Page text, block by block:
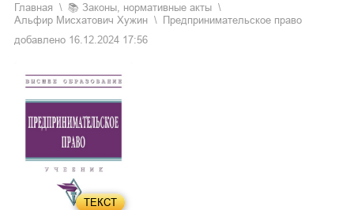
Главная 📚
законы, нормативные акты
Альфир Мисхатович Хужин
Предпринимательское право
добавлено 16.12.2024 17:56
ТЕКСТ